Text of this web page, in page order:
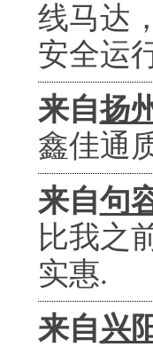
线马达
安全运
来自扬
鑫佳通
来自句
比我之
实惠.
来自兴